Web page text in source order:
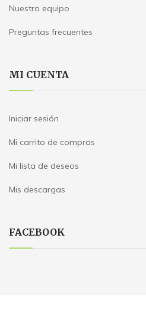
Nuestro equipo
Preguntas frecuentes
MI CUENTA
Iniciar sesión
Mi carrito de compras
Mi lista de deseos
Mis descargas
FACEBOOK